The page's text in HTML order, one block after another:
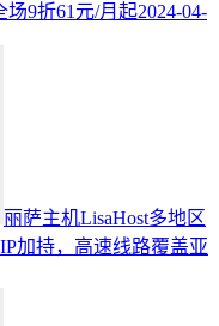
场9折61元/月起2024-04-
丽萨主机LisaHost多地区
加持，高速线路覆盖亚